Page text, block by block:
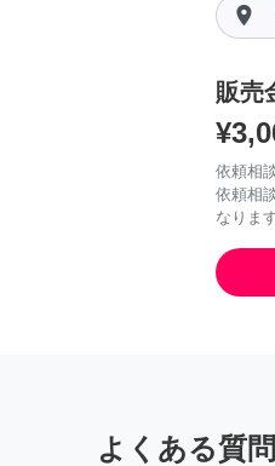
room
販売
依頼相
依頼相
なります
よくある質問